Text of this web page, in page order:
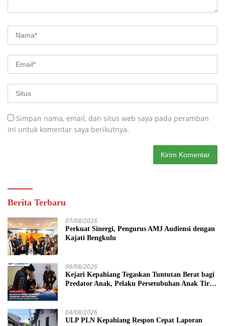
Simpan nama, email, dan situs web saya pada peramban
ini untuk komentar saya berikutnya.
Berita Terbaru
07/08/2026
Perkuat Sinergi, Pengurus AMJ Audiensi dengan
Kajati Bengkulu
06/08/2026
Kejari Kepahiang Tegaskan Tuntutan Berat bagi
Predator Anak, Pelaku Persetubuhan Anak Tiri
04/08/2026
ULP PLN Kepahiang Respon Cepat Laporan